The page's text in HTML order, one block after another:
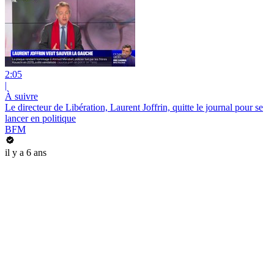
2:05
|
À suivre
Le directeur de Libération, Laurent Joffrin, quitte le journal pour se
lancer en politique
BFM
il y a 6 ans